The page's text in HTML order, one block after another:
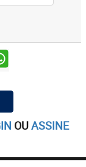
OUASSINE